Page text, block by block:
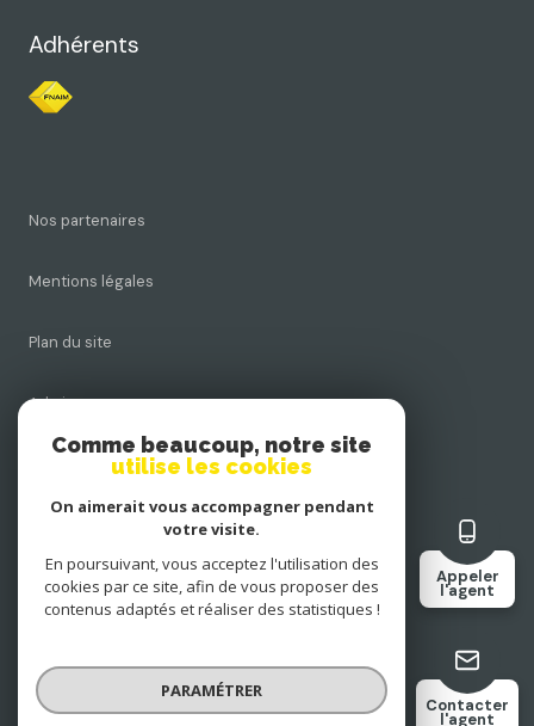
Appeler
l'agent
Contacter
l'agent
Adhérents
Nos partenaires
Mentions légales
Plan du site
Admin
Nos honoraires
Cookies
© 2026 | Tous droits réservés
Comme beaucoup, notre site
utilise les cookies
On aimerait vous accompagner pendant
votre visite.
En poursuivant, vous acceptez l'utilisation des
cookies par ce site, afin de vous proposer des
contenus adaptés et réaliser des statistiques !
PARAMÉTRER